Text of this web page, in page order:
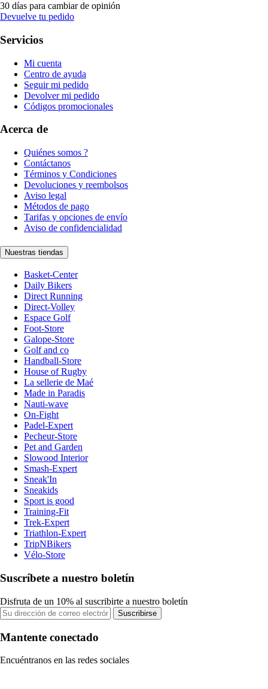
30 días para cambiar de opinión
Devuelve tu pedido
Servicios
Mi cuenta
Centro de ayuda
Seguir mi pedido
Devolver mi pedido
Códigos promocionales
Acerca de
Quiénes somos ?
Contáctanos
Términos y Condiciones
Devoluciones y reembolsos
Aviso legal
Métodos de pago
Tarifas y opciones de envío
Aviso de confidencialidad
Nuestras tiendas
Basket-Center
Daily Bikers
Direct Running
Direct-Volley
Espace Golf
Foot-Store
Galope-Store
Golf and co
Handball-Store
House of Rugby
La sellerie de Maé
Made in Paradis
Nauti-wave
On-Fight
Padel-Expert
Pecheur-Store
Pet and Garden
Slowood Interior
Smash-Expert
Sneak'In
Sneakids
Sport is good
Training-Fit
Trek-Expert
Triathlon-Expert
TripNBikers
Vélo-Store
Suscríbete a nuestro boletín
Disfruta de un 10% al suscribirte a nuestro boletín
Suscribirse
Mantente conectado
Encuéntranos en las redes sociales